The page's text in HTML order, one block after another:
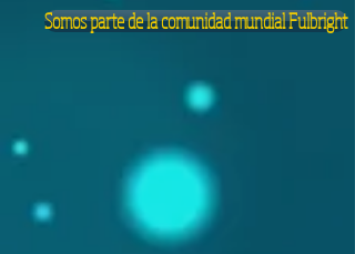
Somos parte de la comunidad mundial Fulbright